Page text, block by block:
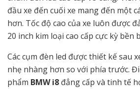
đầu xe đến cuối xe mang đến một
hơn. Tốc độ cao của xe luôn được
20 inch kim loại cao cấp cực kỳ bền
Các cụm đèn led được thiết kế sau
nhẹ nhàng hơn so với phía trước.
phẩm BMW i8 đẳng cấp và tinh tế